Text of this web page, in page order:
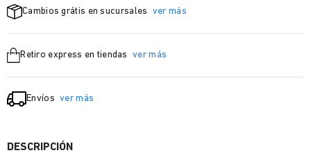
Cambios grátis en sucursales ver más
Retiro express en tiendas ver más
Envíos ver más
DESCRIPCIÓN